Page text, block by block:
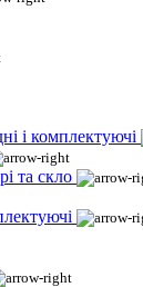
і комплектуючі
та скло